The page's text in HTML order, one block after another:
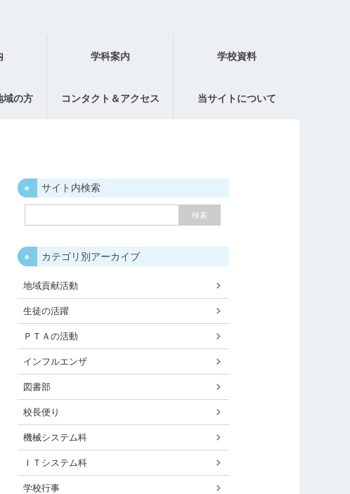
学科案内 学校資料
域の方 コンタクト＆アクセス 当サイトについて
サイト内検索
カテゴリ別アーカイブ
地域貢献活動
生徒の活躍
ＰＴＡの活動
インフルエンザ
図書部
校長便り
機械システム科
ＩＴシステム科
学校行事